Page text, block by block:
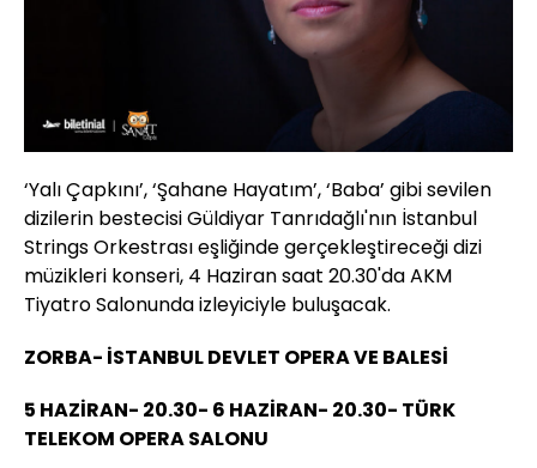
‘Yalı Çapkını’, ‘Şahane Hayatım’, ‘Baba’ gibi sevilen
dizilerin bestecisi Güldiyar Tanrıdağlı'nın İstanbul
Strings Orkestrası eşliğinde gerçekleştireceği dizi
müzikleri konseri, 4 Haziran saat 20.30'da AKM
Tiyatro Salonunda izleyiciyle buluşacak.
ZORBA- İSTANBUL DEVLET OPERA VE BALESİ
5 HAZİRAN- 20.30- 6 HAZİRAN- 20.30- TÜRK
TELEKOM OPERA SALONU